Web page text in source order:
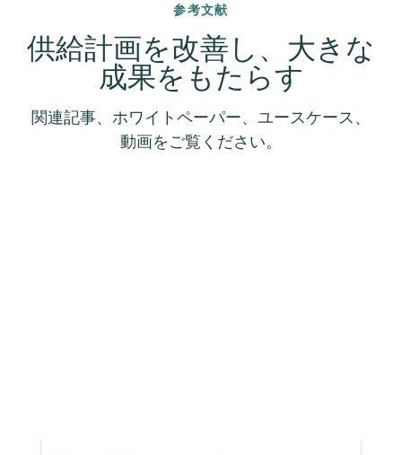
参考文献
供給計画を改善し、大きな
成果をもたらす
関連記事、ホワイトペーパー、ユースケース、
動画をご覧ください。